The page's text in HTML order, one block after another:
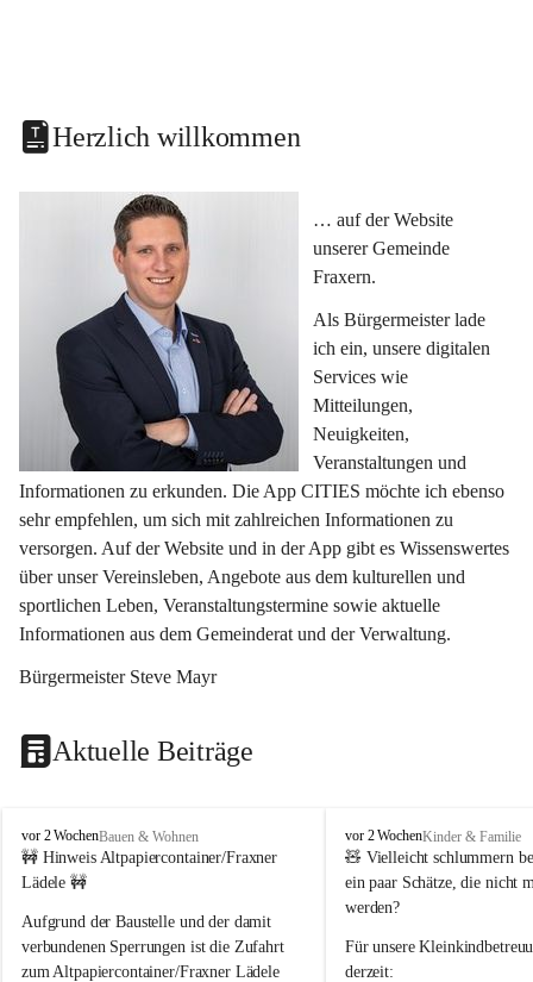
Herzlich willkommen
… auf der Website
unserer Gemeinde
Fraxern.
Als Bürgermeister lade
ich ein, unsere digitalen
Services wie
Mitteilungen,
Neuigkeiten,
Veranstaltungen und
Informationen zu erkunden. Die App CITIES möchte ich ebenso
sehr empfehlen, um sich mit zahlreichen Informationen zu
versorgen. Auf der Website und in der App gibt es Wissenswertes
über unser Vereinsleben, Angebote aus dem kulturellen und
sportlichen Leben, Veranstaltungstermine sowie aktuelle
Informationen aus dem Gemeinderat und der Verwaltung.
Bürgermeister Steve Mayr
Aktuelle Beiträge
F
r
a
e
r
n
vor 2 WochenBauen & Wohnen
🚧 Hinweis Altpapiercontainer/Fraxner
Lädele 🚧
Aufgrund der Baustelle und der damit
verbundenen Sperrungen ist die Zufahrt
zum Altpapiercontainer/Fraxner Lädele
F
r
a
x
r
n
vor 2 WochenKinder & Familie
🧸 Vielleicht schlummern
ein paar Schätze, die nicht
werden?
Für unsere
derzeit: